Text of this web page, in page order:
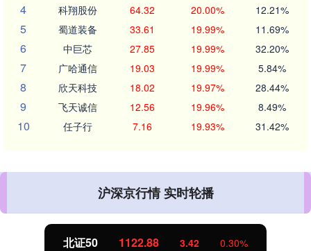
4 科翔股份 64.32 20.00% 12.21%
5 蜀道装备 33.61 19.99% 11.69%
6 中巨芯 27.85 19.99% 32.20%
7 广哈通信 19.03 19.99% 5.84%
8 欣天科技 18.02 19.97% 28.44%
9 飞天诚信 12.56 19.96% 8.49%
10 任子行 7.16 19.93% 31.42%
沪深京行情 实时轮播
北证50 1122.88 3.42 0.30%